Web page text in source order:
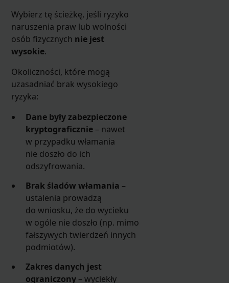
Wybierz tę ścieżkę, jeśli ryzyko
naruszenia praw lub wolności
osób fizycznych nie jest
wysokie.
Okoliczności, które mogą
uzasadniać brak wysokiego
ryzyka:
Dane były zabezpieczone
kryptograficznie – nawet
w przypadku włamania
nie doszło do ich
odszyfrowania.
Brak śladów włamania –
ustalenia prowadzą
do wniosku, że do wycieku
w ogóle nie doszło (np. mimo
fałszywych twierdzeń innych
podmiotów).
Zakres danych jest
ograniczony – wyciekły